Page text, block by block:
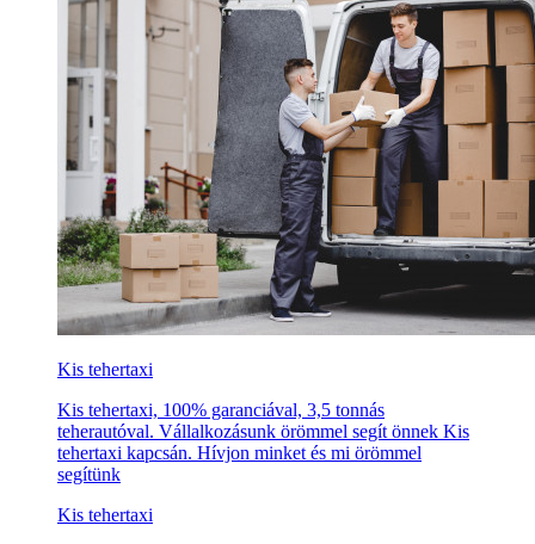
Kis tehertaxi
Kis tehertaxi, 100% garanciával, 3,5 tonnás
teherautóval. Vállalkozásunk örömmel segít önnek Kis
tehertaxi kapcsán. Hívjon minket és mi örömmel
segítünk
Kis tehertaxi